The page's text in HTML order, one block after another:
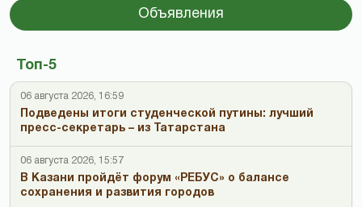
Объявления
Топ-5
06 августа 2026, 16:59
Подведены итоги студенческой путины: лучший
пресс-секретарь – из Татарстана
06 августа 2026, 15:57
В Казани пройдёт форум «РЕБУС» о балансе
сохранения и развития городов